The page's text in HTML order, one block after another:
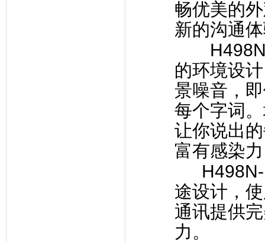
畅优美的
新的沟通
的环境设
景噪音，
每个字词
让你说出
富有感染
途设计，
通讯提供
力。